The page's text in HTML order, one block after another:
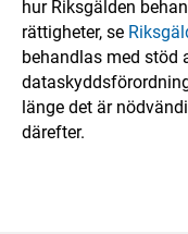
hur Riksgälden
rättigheter, se
behandlas med stöd
länge det är
därefter.